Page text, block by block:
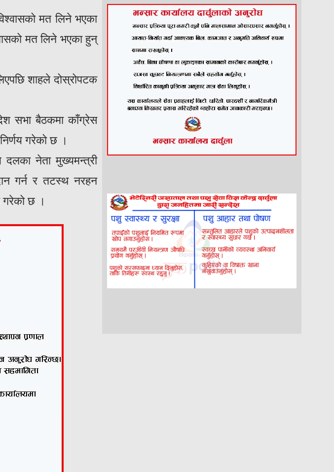
मत लिने भएका
मत लिने भएका हुन्
शाहले दोस्रोपटक
सभा बैठकमा काँग्रेस
गरेको छ ।
नेता मुख्यमन्त्री
गर्न र तटस्थ नरहन
गरेको छ ।